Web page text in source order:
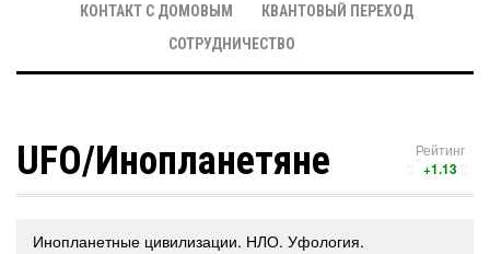
КОНТАКТ С ДОМОВЫМ
КВАНТОВЫЙ ПЕРЕХОД
СОТРУДНИЧЕСТВО
Рейтинг
+1.13
UFO/Инопланетяне
Инопланетные цивилизации. НЛО. Уфология.